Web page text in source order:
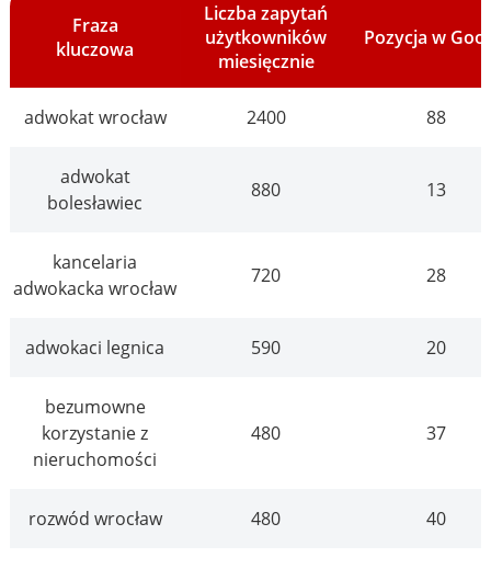
Fraza
kluczowa
Liczba zapytań
użytkowników
miesięcznie
Pozycja w
adwokat wrocław 2400 88
adwokat
bolesławiec
880 13
kancelaria
adwokacka wrocław
720 28
adwokaci legnica 590 20
bezumowne
korzystanie z
nieruchomości
480 37
rozwód wrocław 480 40